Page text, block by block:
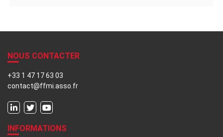
NOUS CONTACTER
+33 1 47 17 63 03
contact@ffmi.asso.fr
INFORMATIONS